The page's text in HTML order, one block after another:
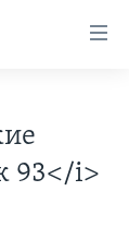
93</i>